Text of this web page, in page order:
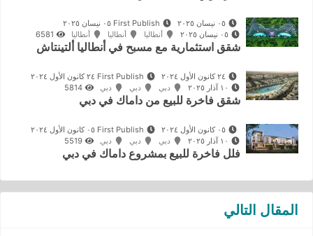
أنطاليا أنطاليا أنطاليا
شقق استثمارية مع مسبح في أنطاليا ألتينتاش
دبي دبي دبي
شقق فاخرة للبيع من داماك في دبي
دبي دبي دبي
فلل فاخرة للبيع بمشروع داماك في دبي
المقال التالي